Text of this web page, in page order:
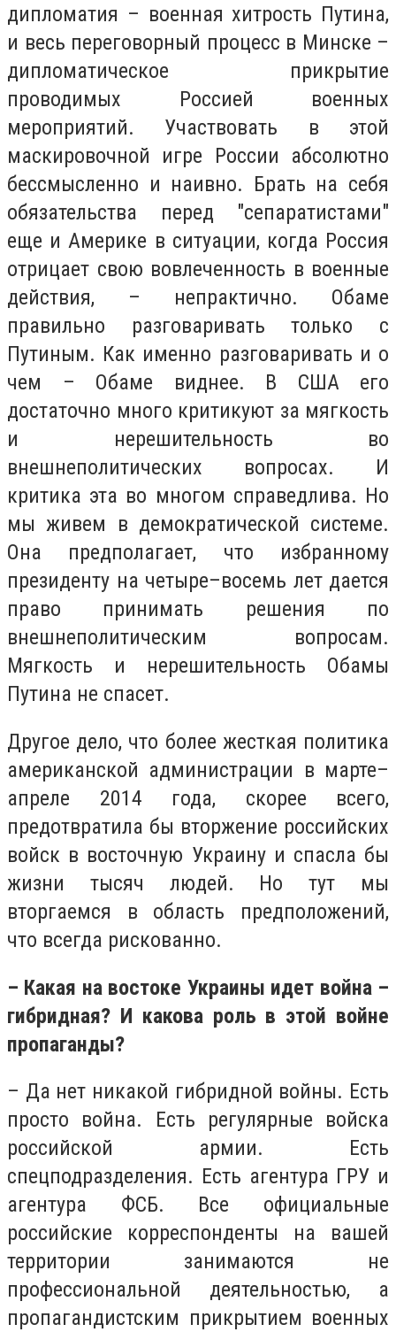
дипломатия – военная хитрость Путина,
и весь переговорный процесс в Минске –
дипломатическое прикрытие
проводимых Россией военных
мероприятий. Участвовать в этой
маскировочной игре России абсолютно
бессмысленно и наивно. Брать на себя
обязательства перед "сепаратистами"
еще и Америке в ситуации, когда Россия
отрицает свою вовлеченность в военные
действия, – непрактично. Обаме
правильно разговаривать только с
Путиным. Как именно разговаривать и о
чем – Обаме виднее. В США его
достаточно много критикуют за мягкость
и нерешительность во
внешнеполитических вопросах. И
критика эта во многом справедлива. Но
мы живем в демократической системе.
Она предполагает, что избранному
президенту на четыре–восемь лет дается
право принимать решения по
внешнеполитическим вопросам.
Мягкость и нерешительность Обамы
Путина не спасет.
Другое дело, что более жесткая политика
американской администрации в марте–
апреле 2014 года, скорее всего,
предотвратила бы вторжение российских
войск в восточную Украину и спасла бы
жизни тысяч людей. Но тут мы
вторгаемся в область предположений,
что всегда рискованно.
– Какая на востоке Украины идет война –
гибридная? И какова роль в этой войне
пропаганды?
– Да нет никакой гибридной войны. Есть
просто война. Есть регулярные войска
российской армии. Есть
спецподразделения. Есть агентура ГРУ и
агентура ФСБ. Все официальные
российские корреспонденты на вашей
территории занимаются не
профессиональной деятельностью, а
пропагандистским прикрытием военных